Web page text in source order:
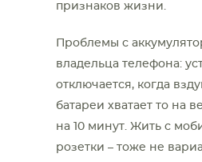
признаков жизни.
Проблемы с
владельца телефона:
отключается, когда
батареи хватает то на
на 10 минут. Жить с
розетки – тоже не